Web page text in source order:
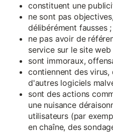
constituent une
ne sont pas
délibérément fausses ;
ne pas avoir de
service sur le site web
sont immoraux,
contiennent des virus,
d'autres logiciels
sont des actions
une nuisance
utilisateurs (par
en chaîne, des